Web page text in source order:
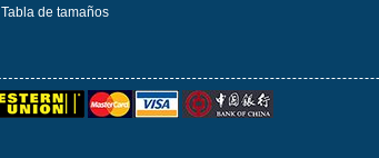
Tabla de tamaños
fútbol de equipo nacional como
Francia,Alemania
Uruguay, así como otros países,